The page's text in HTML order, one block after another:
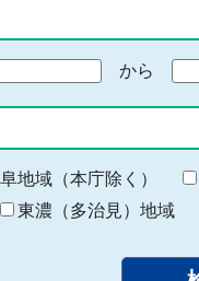
から
終
わ
り
地域（本庁除く）
東濃（多治見）地域